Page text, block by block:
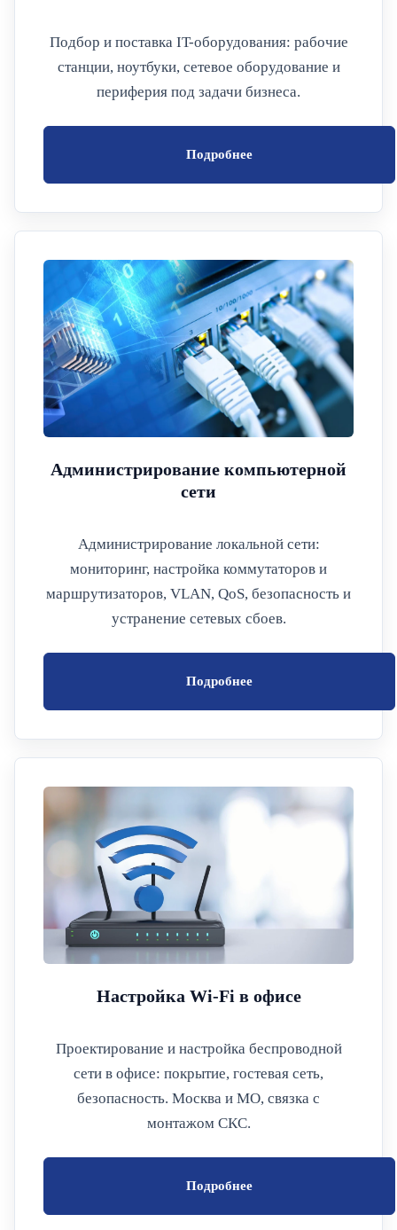
Подбор и поставка IT-оборудования: рабочие
станции, ноутбуки, сетевое оборудование и
периферия под задачи бизнеса.
Подробнее
Администрирование компьютерной
сети
Администрирование локальной сети:
мониторинг, настройка коммутаторов и
маршрутизаторов, VLAN, QoS, безопасность и
устранение сетевых сбоев.
Подробнее
Настройка Wi‑Fi в офисе
Проектирование и настройка беспроводной
сети в офисе: покрытие, гостевая сеть,
безопасность. Москва и МО, связка с
монтажом СКС.
Подробнее